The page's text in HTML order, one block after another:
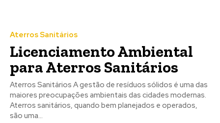
Aterros Sanitários
Licenciamento Ambiental
para Aterros Sanitários
Aterros Sanitários A gestão de resíduos sólidos é uma das
maiores preocupações ambientais das cidades modernas.
Aterros sanitários, quando bem planejados e operados,
são uma...